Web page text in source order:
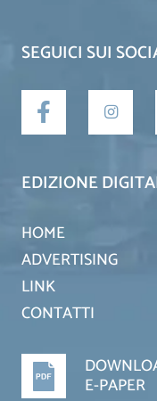
SEGUICI SUI
EDIZIONE
HOME
ADVERTISING
LINK
CONTATTI
E-PAPER